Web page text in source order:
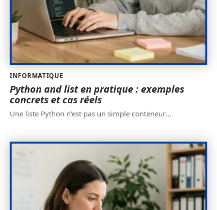
INFORMATIQUE
Python and list en pratique : exemples
concrets et cas réels
Une liste Python n'est pas un simple conteneur…